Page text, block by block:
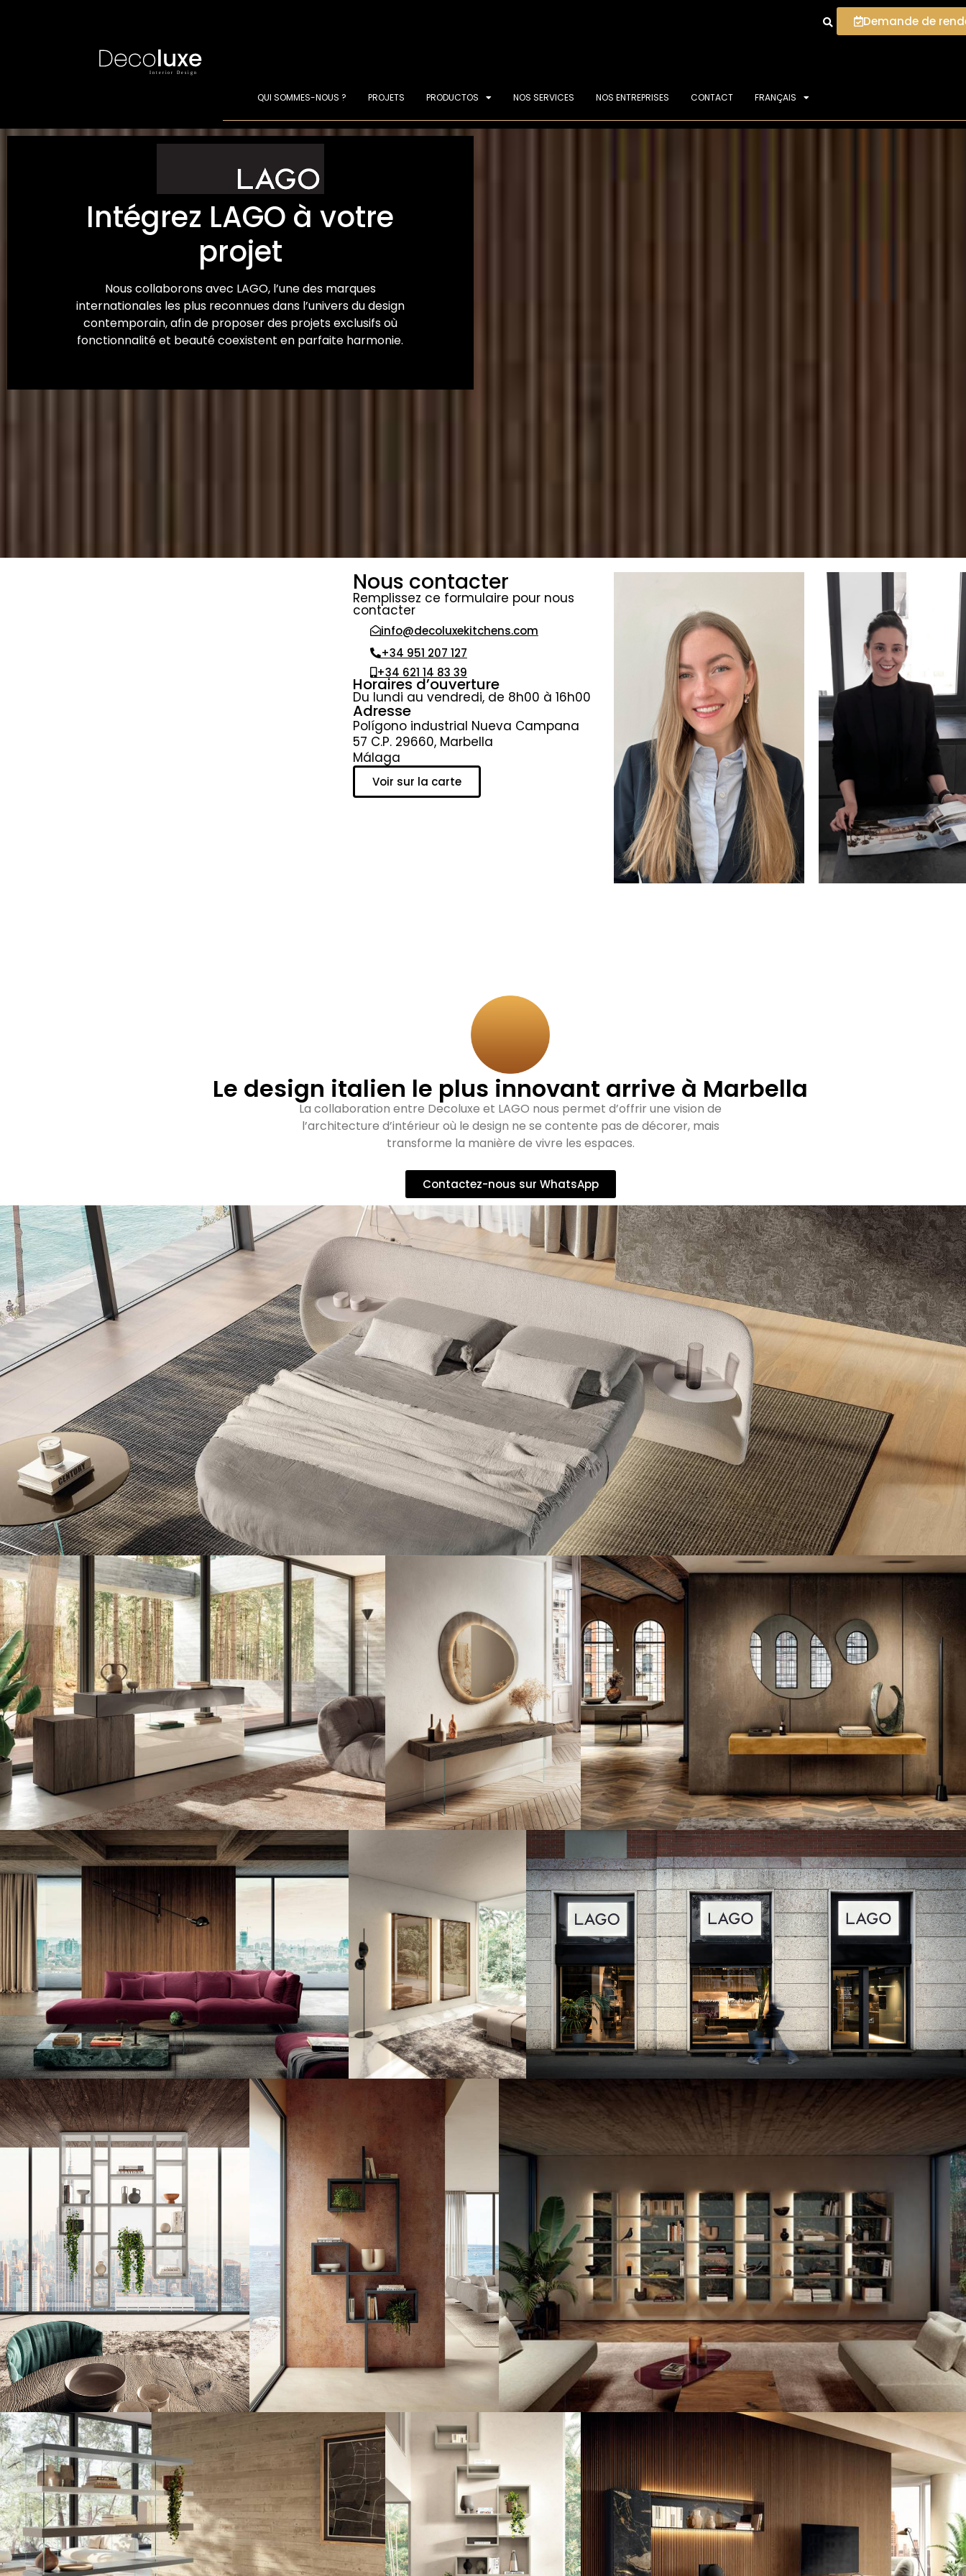
Demande de
QUI SOMMES-NOUS ? PROJETS PRODUCTOS NOS SERVICES NOS ENTREPRISES CONTACT FRANÇAIS
Intégrez LAGO à votre
projet
Nous collaborons avec LAGO, l’une des marques
internationales les plus reconnues dans l’univers du design
contemporain, afin de proposer des projets exclusifs où
fonctionnalité et beauté coexistent en parfaite harmonie.
Nous contacter
Remplissez ce formulaire pour nous
contacter
info@decoluxekitchens.com
+34 951 207 127
+34 621 14 83 39
Horaires d’ouverture
Du lundi au vendredi, de 8h00 à 16h00
Adresse
Polígono industrial Nueva Campana
57 C.P. 29660, Marbella
Málaga
Voir sur la carte
Le design italien le plus innovant arrive à Marbella
La collaboration entre Decoluxe et LAGO nous permet d’offrir une vision de
l’architecture d’intérieur où le design ne se contente pas de décorer, mais
transforme la manière de vivre les espaces.
Contactez-nous sur WhatsApp